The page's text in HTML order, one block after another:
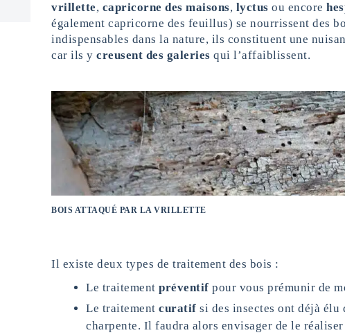
vrillette, capricorne des maisons, lyctus ou encore
également capricorne des feuillus) se nourrissent des
indispensables dans la nature, ils constituent une
car ils y creusent des galeries qui l’affaiblissent.
BOIS ATTAQUÉ PAR LA VRILLETTE
Il existe deux types de traitement des bois :
Le traitement préventif pour vous prémunir de
Le traitement curatif si des insectes ont déjà
charpente. Il faudra alors envisager de le